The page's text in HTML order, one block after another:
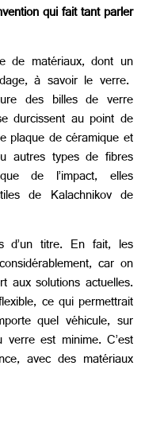
qui fait tant parler
de matériaux, dont un
à savoir le verre.
des billes de verre
durcissent au point de
plaque de céramique et
autres types de fibres
de l’impact, elles
de Kalachnikov de
d’un titre. En fait, les
car on
solutions actuelles.
ce qui permettrait
quel véhicule, sur
est minime. C’est
avec des matériaux